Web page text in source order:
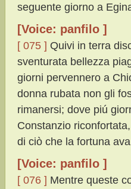
seguente giorno a
[Voice: panfilo ]
[ 075 ] Quivi in terra
sventurata bellezza
giorni pervennero a
donna rubata non gli
rimanersi; dove piú
Constanzio
di ciò che la fortuna
[Voice: panfilo ]
[ 076 ] Mentre queste